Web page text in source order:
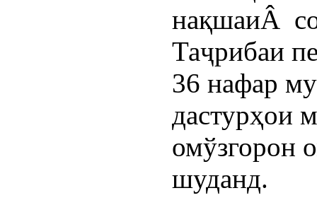
нақшаиÂ
Таҷрибаи
36 нафар
дастурҳои
омўзгорон
шуданд.